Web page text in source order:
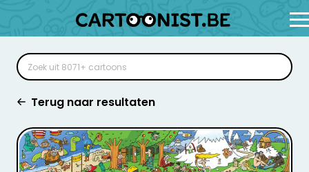
Terug naar resultaten